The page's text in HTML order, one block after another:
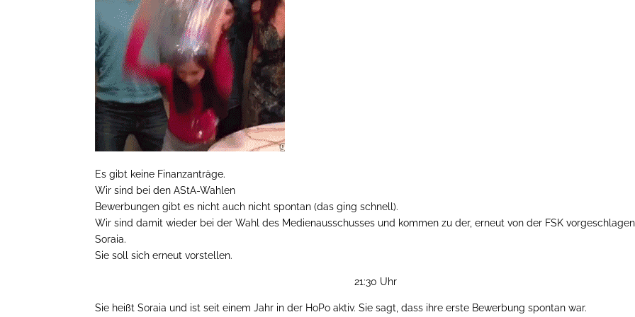
Es gibt keine Finanzanträge.
Wir sind bei den AStA-Wahlen
Bewerbungen gibt es nicht auch nicht spontan (das ging schnell).
Wir sind damit wieder bei der Wahl des Medienausschusses und kommen zu der, erneut von der FSK
Soraia.
Sie soll sich erneut vorstellen.
21:30 Uhr
Sie heißt Soraia und ist seit einem Jahr in der HoPo aktiv. Sie sagt, dass ihre erste Bewerbung spontan war.